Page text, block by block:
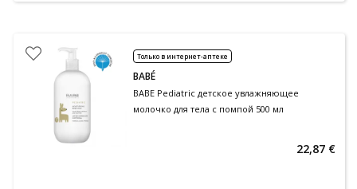
Только в интернет-аптеке
BABÉ
BABE Pediatric детское увлажняющее
молочко для тела с помпой 500 мл
22,87 €